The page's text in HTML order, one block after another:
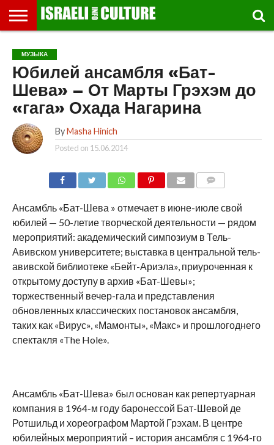
МУЗЕИ
СТРАНА
ФЕСТИВАЛЕЙ
ТЕАТР
КНИГИ.
ТЕКСТЫ
МУЗЫКА
РЕЛИГИЯ/
ИСТОРИЯ
ДВИЖЕНИЕ
ДЕТИ
ВЫХОДНОГО
ДНЯ
МАРШРУТЫ
ПРОГУЛЬЩИКА
ВИДЕО-
РЕЧИ
ВПЕЧАТЛЕНИЯ
ВСТРЕЧИ
И
ЛЕКЦИИ
ИНТЕРВЬЮ
КИНО
TEL
AVIV
GLOBAL
МУЗЫКА
Юбилей ансамбля «Бат-
Шева» – От Марты Грэхэм до
«гага» Охада Нагарина
By Masha Hinich
Posted on 15.06.2014
Ансамбль «Бат-Шева » отмечает в июне-июле свой
юбилей — 50-летие творческой деятельности — рядом
мероприятий: академический симпозиум в Тель-
Авивском университете; выставка в центральной тель-
авивской библиотеке «Бейт-Ариэла», приуроченная к
открытому доступу в архив «Бат-Шевы»;
торжественный вечер-гала и представления
обновленных классических постановок ансамбля,
таких как «Вирус», «Мамонты», «Макс» и прошлогоднего
спектакля «The Hole».
Ансамбль «Бат-Шева» был основан как репертуарная
компания в 1964-м году баронессой Бат-Шевой де
Ротшильд и хореографом Мартой Грэхам. В центре
юбилейных мероприятий – история ансамбля с 1964-го